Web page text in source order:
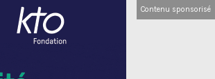
Contenu sponsorisé